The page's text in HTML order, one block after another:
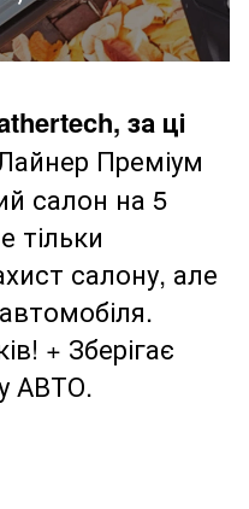
за ці
Преміум
салон на 5
тільки
салону, але
+ Зберігає
АВТО.